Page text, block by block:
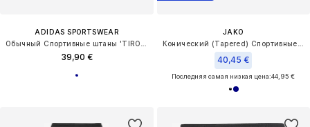
ADIDAS SPORTSWEAR
39,90 €
JAKO
40,45 €
Последняя самая низкая цена:44,95 €